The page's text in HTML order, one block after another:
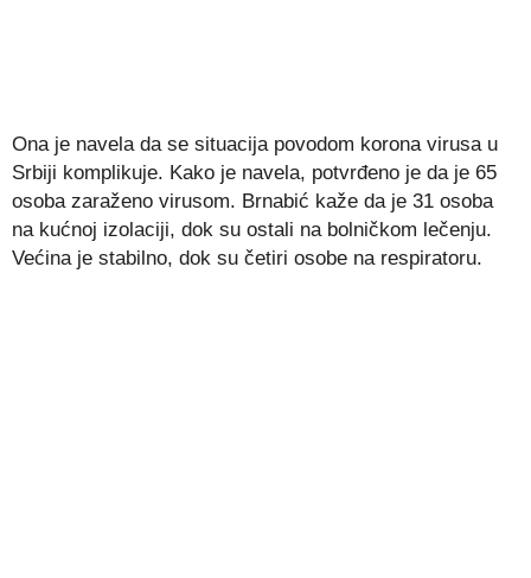
Ona je navela da se situacija povodom korona virusa u
Srbiji komplikuje. Kako je navela, potvrđeno je da je 65
osoba zaraženo virusom. Brnabić kaže da je 31 osoba
na kućnoj izolaciji, dok su ostali na bolničkom lečenju.
Većina je stabilno, dok su četiri osobe na respiratoru.